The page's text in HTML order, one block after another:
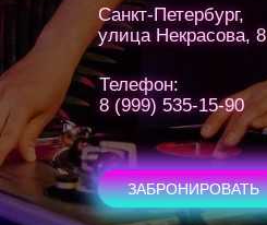
ЗАБРОНИРОВАТЬ
Санкт-Петербург,
улица Некрасова, 8
Телефон:
8 (999) 535-15-90
Санкт-Петербург,
улица Некрасова, 8
Телефон:
8 (999) 535-15-90